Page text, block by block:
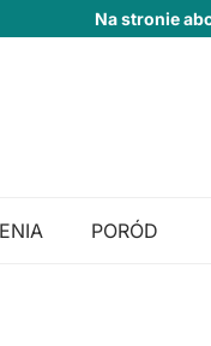
Na stronie
PORÓD